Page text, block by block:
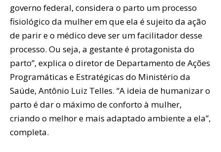
governo federal, considera o parto um processo
fisiológico da mulher em que ela é sujeito da ação
de parir e o médico deve ser um facilitador desse
processo. Ou seja, a gestante é protagonista do
parto”, explica o diretor de Departamento de Ações
Programáticas e Estratégicas do Ministério da
Saúde, Antônio Luiz Telles. “A ideia de humanizar o
parto é dar o máximo de conforto à mulher,
criando o melhor e mais adaptado ambiente a ela”,
completa.